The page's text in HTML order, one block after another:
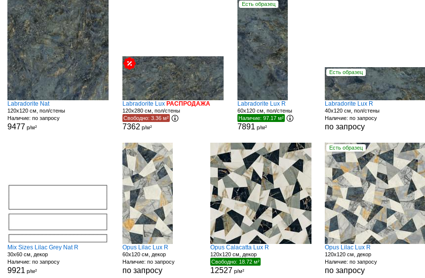
Labradorite Nat
120x120 см, пол/стены
Наличие: по запросу
9477 р/м²
Labradorite Lux РАСПРОДАЖА
120x280 см, пол/стены
Свободно: 3.36 м²
7362 р/м²
Есть образец
Labradorite Lux R
60x120 см, пол/стены
Наличие: 97.17 м²
7891 р/м²
Есть образец
Labradorite Lux R
40x120 см, пол/стены
Наличие: по запросу
по запросу
Mix Sizes Lilac Grey Nat R
30x60 см, декор
Наличие: по запросу
9921 р/м²
Opus Lilac Lux R
60x120 см, декор
Наличие: по запросу
по запросу
Opus Calacatta Lux R
120x120 см, декор
Свободно: 18.72 м²
12527 р/м²
Есть образец
Opus Lilac Lux R
120x120 см, декор
Наличие: по запросу
по запросу